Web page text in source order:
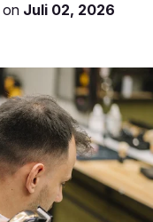
on Juli 02, 2026